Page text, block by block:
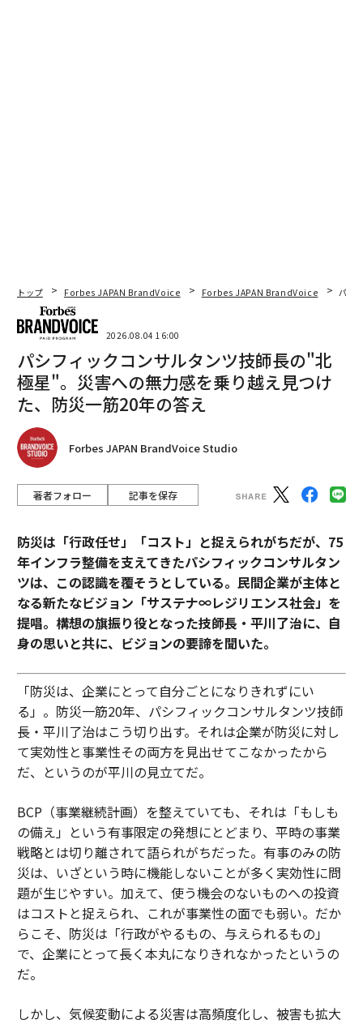
トップ Forbes JAPAN BrandVoice Forbes JAPAN BrandVoice パシ
2026.08.04 16:00
パシフィックコンサルタンツ技師長の"北
極星"。災害への無力感を乗り越え見つけ
た、防災一筋20年の答え
Forbes JAPAN BrandVoice Studio
著者フォロー 記事を保存
防災は「行政任せ」「コスト」と捉えられがちだが、75
年インフラ整備を支えてきたパシフィックコンサルタン
ツは、この認識を覆そうとしている。民間企業が主体と
なる新たなビジョン「サステナ∞レジリエンス社会」を
提唱。構想の旗振り役となった技師長・平川了治に、自
身の思いと共に、ビジョンの要諦を聞いた。
「防災は、企業にとって自分ごとになりきれずにい
る」。防災一筋20年、パシフィックコンサルタンツ技師
長・平川了治はこう切り出す。それは企業が防災に対し
て実効性と事業性その両方を見出せてこなかったから
だ、というのが平川の見立てだ。
BCP（事業継続計画）を整えていても、それは「もしも
の備え」という有事限定の発想にとどまり、平時の事業
戦略とは切り離されて語られがちだった。有事のみの防
災は、いざという時に機能しないことが多く実効性に問
題が生じやすい。加えて、使う機会のないものへの投資
はコストと捉えられ、これが事業性の面でも弱い。だか
らこそ、防災は「行政がやるもの、与えられるもの」
で、企業にとって長く本丸になりきれなかったというの
だ。
しかし、気候変動による災害は高頻度化し、被害も拡大